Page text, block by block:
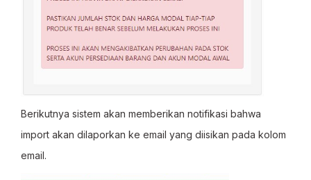
Berikutnya sistem akan memberikan notifikasi bahwa
import akan dilaporkan ke email yang diisikan pada kolom
email.